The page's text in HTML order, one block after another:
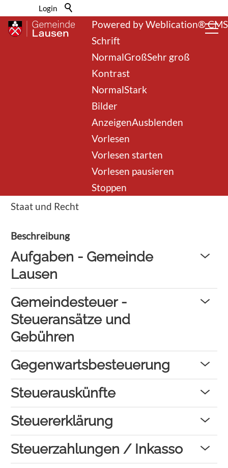
Powered by Weblication® CMS
Schrift
NormalGroßSehr groß
Kontrast
NormalStark
Bilder
AnzeigenAusblenden
Vorlesen
Vorlesen starten
Vorlesen pausieren
Stoppen
Login
Staat und Recht
Beschreibung
Aufgaben - Gemeinde
Lausen
Gemeindesteuer -
Steueransätze und
Gebühren
Gegenwartsbesteuerung
Steuerauskünfte
Steuererklärung
Steuerzahlungen / Inkasso